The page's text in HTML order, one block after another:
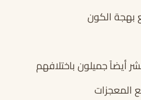
بهجة الكون
أيضاً جميلون باختلافهم
المعجزات